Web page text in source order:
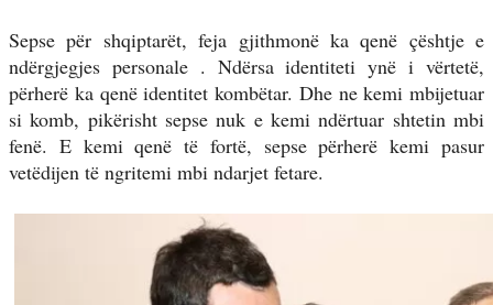
Sepse për shqiptarët, feja gjithmonë ka qenë çështje e
ndërgjegjes personale . Ndërsa identiteti ynë i vërtetë,
përherë ka qenë identitet kombëtar. Dhe ne kemi mbijetuar
si komb, pikërisht sepse nuk e kemi ndërtuar shtetin mbi
fenë. E kemi qenë të fortë, sepse përherë kemi pasur
vetëdijen të ngritemi mbi ndarjet fetare.